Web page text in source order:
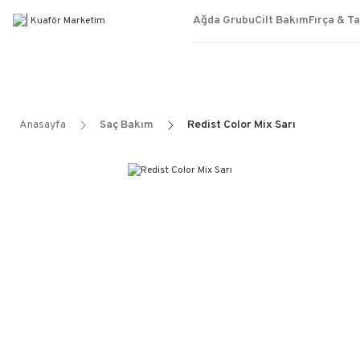
Ağda GrubuCilt BakımFırça &
Anasayfa Saç Bakım Redist Color Mix Sarı